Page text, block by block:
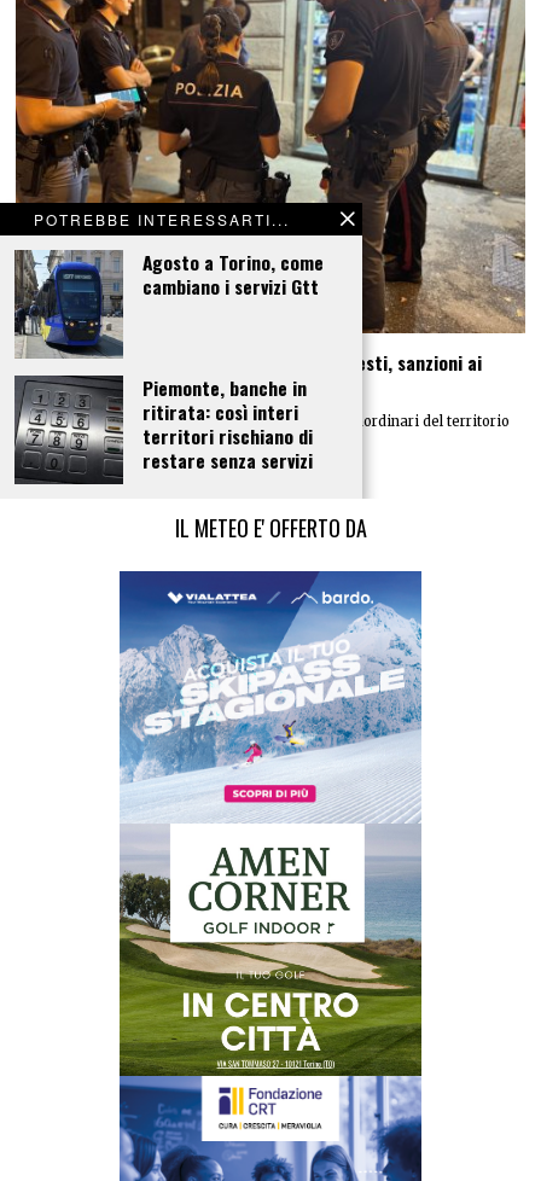
POTREBBE INTERESSARTI...
Agosto a Torino, come
cambiano i servizi Gtt
Piemonte, banche in
ritirata: così interi
territori rischiano di
restare senza servizi
Movida, controlli in Borgo Rossini. Due arresti, sanzioni ai
locali
Nel fine settimana, hanno avuto luogo controlli straordinari del territorio
ad alto impatto coordinati dalla Polizia
IL METEO E' OFFERTO DA